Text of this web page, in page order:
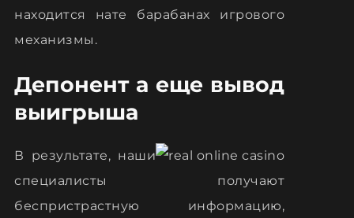
находится нате барабанах игрового
механизмы.
Депонент а еще вывод
выигрыша
В результате, наши
специалисты получают
беспристрастную информацию,